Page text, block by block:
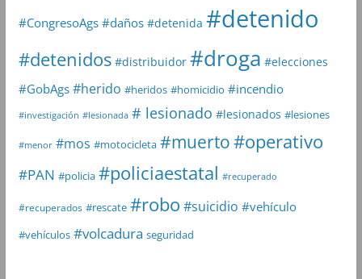
#CongresoAgs #daños #detenida #detenido
#detenidos #distribuidor #droga #elecciones
#GobAgs #herido #heridos #homicidio #incendio
#investigación #lesionada # lesionado #lesionados #lesiones
#menor #mos #motocicleta #muerto#operativo
#PAN #policia #policiaestatal #recuperado
#recuperados #rescate #robo #suicidio #vehículo
#vehículos #volcadura seguridad